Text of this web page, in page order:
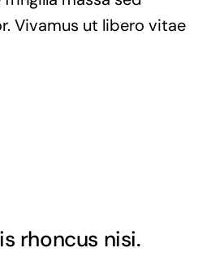
Vivamus ut libero vitae
rhoncus nisi.